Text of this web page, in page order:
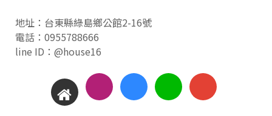
地址：台東縣綠島鄉公館2-16號
電話： 0955788666
line ID：@house16